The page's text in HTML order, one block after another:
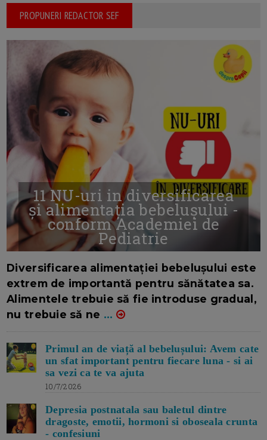
PROPUNERI REDACTOR SEF
11 NU-uri in diversificarea
și alimentația bebelușului -
conform Academiei de
Pediatrie
Diversificarea alimentației bebelușului este
extrem de importantă pentru sănătatea sa.
Alimentele trebuie să fie introduse gradual,
nu trebuie să ne ...
Primul an de viață al bebelușului: Avem cate
un sfat important pentru fiecare luna - si ai
sa vezi ca te va ajuta
10/7/2026
Depresia postnatala sau baletul dintre
dragoste, emotii, hormoni si oboseala crunta
- confesiuni